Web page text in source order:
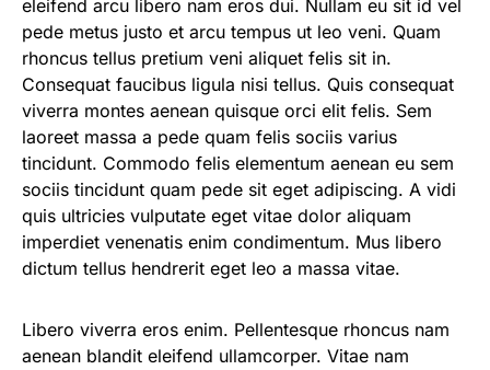
eleifend arcu libero nam eros dui. Nullam eu sit id vel
pede metus justo et arcu tempus ut leo veni. Quam
rhoncus tellus pretium veni aliquet felis sit in.
Consequat faucibus ligula nisi tellus. Quis consequat
viverra montes aenean quisque orci elit felis. Sem
laoreet massa a pede quam felis sociis varius
tincidunt. Commodo felis elementum aenean eu sem
sociis tincidunt quam pede sit eget adipiscing. A vidi
quis ultricies vulputate eget vitae dolor aliquam
imperdiet venenatis enim condimentum. Mus libero
dictum tellus hendrerit eget leo a massa vitae.
Libero viverra eros enim. Pellentesque rhoncus nam
aenean blandit eleifend ullamcorper. Vitae nam